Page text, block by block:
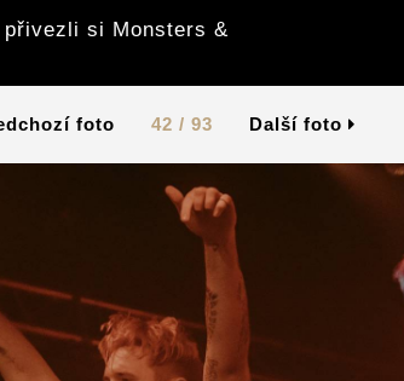
si Monsters &
foto 42 / 93 Další foto